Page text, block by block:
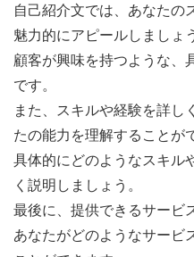
自己紹介文では、あなたの
魅力的にアピールしましょ
顧客が興味を持つような、
です。
また、スキルや経験を詳し
たの能力を理解することが
具体的にどのようなスキル
く説明しましょう。
最後に、提供できるサービ
あなたがどのようなサービ